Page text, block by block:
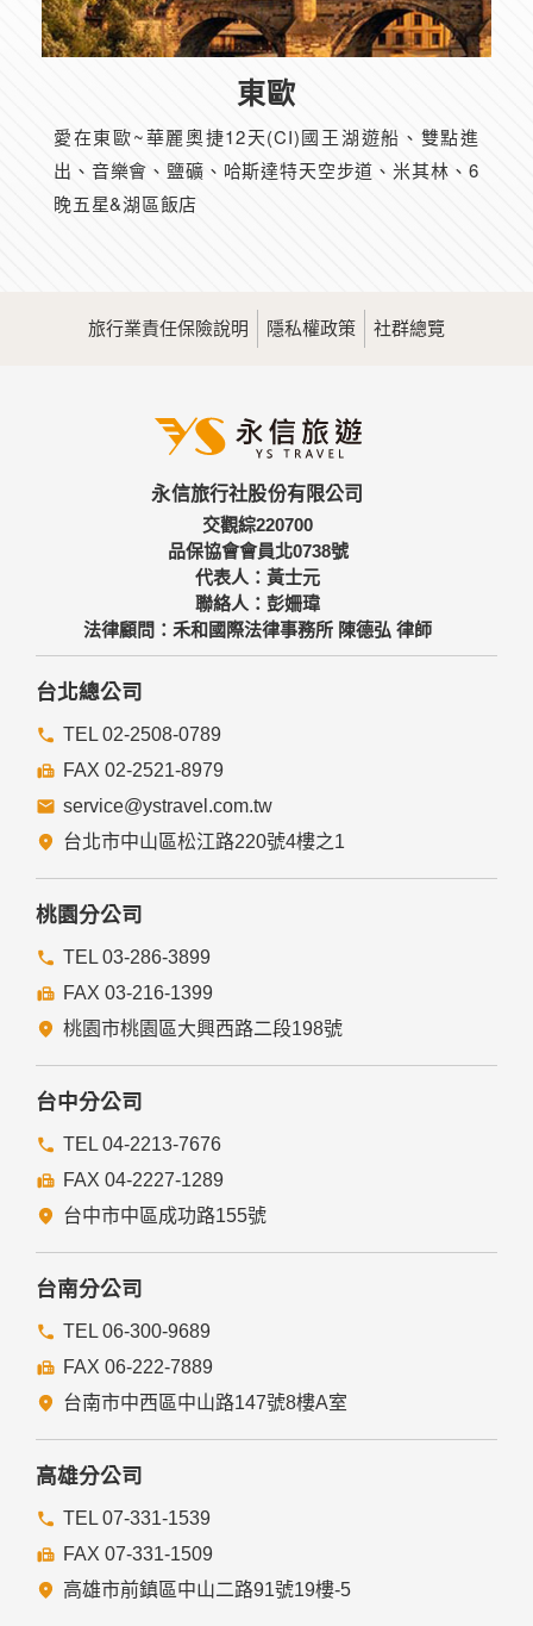
東歐
愛在東歐~華麗奧捷12天(CI)國王湖遊船、雙點進
出、音樂會、鹽礦、哈斯達特天空步道、米其林、6
晚五星&湖區飯店
旅行業責任保險說明 隱私權政策 社群總覽
永信旅行社股份有限公司
交觀綜220700
品保協會會員北0738號
代表人：黃士元
聯絡人：彭姍瑋
法律顧問：禾和國際法律事務所 陳德弘 律師
台北總公司
TEL 02-2508-0789
FAX 02-2521-8979
service@ystravel.com.tw
台北市中山區松江路220號4樓之1
桃園分公司
TEL 03-286-3899
FAX 03-216-1399
桃園市桃園區大興西路二段198號
台中分公司
TEL 04-2213-7676
FAX 04-2227-1289
台中市中區成功路155號
台南分公司
TEL 06-300-9689
FAX 06-222-7889
台南市中西區中山路147號8樓A室
高雄分公司
TEL 07-331-1539
FAX 07-331-1509
高雄市前鎮區中山二路91號19樓-5